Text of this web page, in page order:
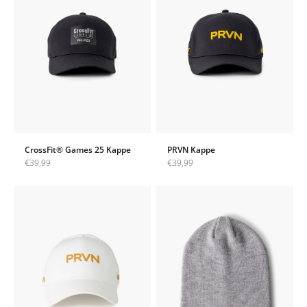
CrossFit® Games 25 Kappe
Angebot
€39,99
PRVN Kappe
Angebot
€39,99